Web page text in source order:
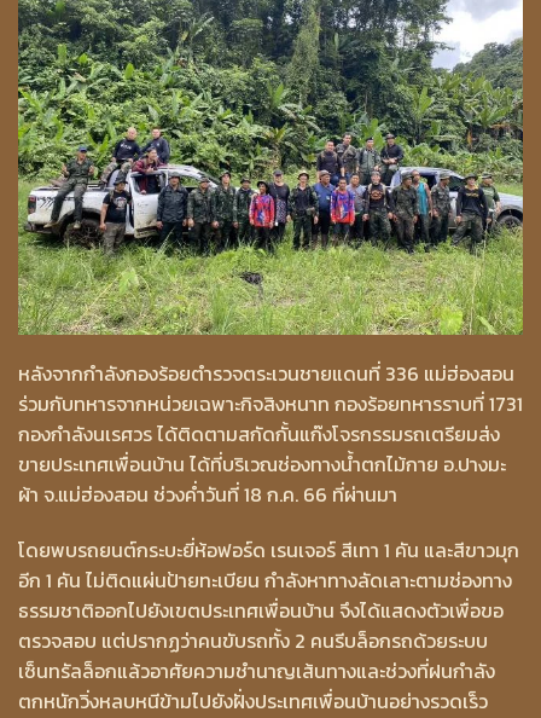
หลังจากกำลังกองร้อยตำรวจตระเวนชายแดนที่ 336 แม่ฮ่องสอน
ร่วมกับทหารจากหน่วยเฉพาะกิจสิงหนาท กองร้อยทหารราบที่ 1731
กองกำลังนเรศวร ได้ติดตามสกัดกั้นแก๊งโจรกรรมรถเตรียมส่ง
ขายประเทศเพื่อนบ้าน ได้ที่บริเวณช่องทางน้ำตกไม้กาย อ.ปางมะ
ผ้า จ.แม่ฮ่องสอน ช่วงค่ำวันที่ 18 ก.ค. 66 ที่ผ่านมา
โดยพบรถยนต์กระบะยี่ห้อฟอร์ด เรนเจอร์ สีเทา 1 คัน และสีขาวมุก
อีก 1 คัน ไม่ติดแผ่นป้ายทะเบียน กำลังหาทางลัดเลาะตามช่องทาง
ธรรมชาติออกไปยังเขตประเทศเพื่อนบ้าน จึงได้แสดงตัวเพื่อขอ
ตรวจสอบ แต่ปรากฏว่าคนขับรถทั้ง 2 คนรีบล็อกรถด้วยระบบ
เซ็นทรัลล็อกแล้วอาศัยความชำนาญเส้นทางและช่วงที่ฝนกำลัง
ตกหนักวิ่งหลบหนีข้ามไปยังฝั่งประเทศเพื่อนบ้านอย่างรวดเร็ว